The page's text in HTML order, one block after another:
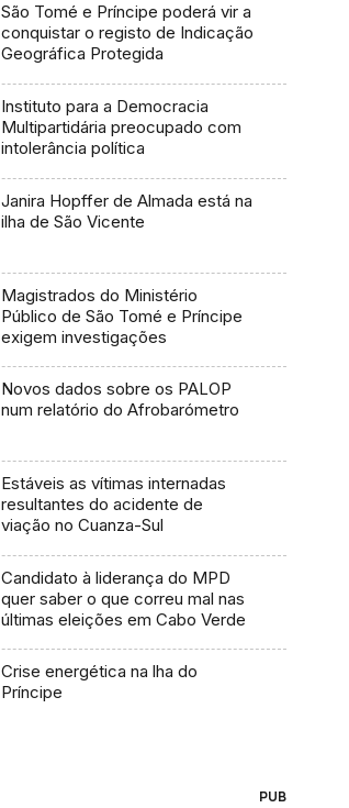
São Tomé e Príncipe poderá vir a
conquistar o registo de Indicação
Geográfica Protegida
Instituto para a Democracia
Multipartidária preocupado com
intolerância política
Janira Hopffer de Almada está na
ilha de São Vicente
Magistrados do Ministério
Público de São Tomé e Príncipe
exigem investigações
Novos dados sobre os PALOP
num relatório do Afrobarómetro
Estáveis as vítimas internadas
resultantes do acidente de
viação no Cuanza-Sul
Candidato à liderança do MPD
quer saber o que correu mal nas
últimas eleições em Cabo Verde
Crise energética na lha do
Príncipe
PUB